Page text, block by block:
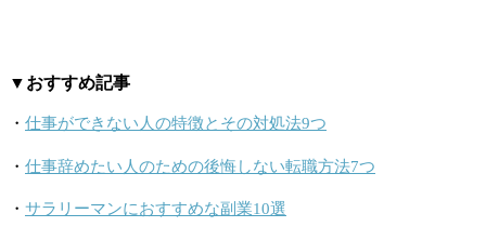
▼おすすめ記事
・ 仕事ができない人の特徴とその対処法9つ
・ 仕事辞めたい人のための後悔しない転職方法7つ
・ サラリーマンにおすすめな副業10選